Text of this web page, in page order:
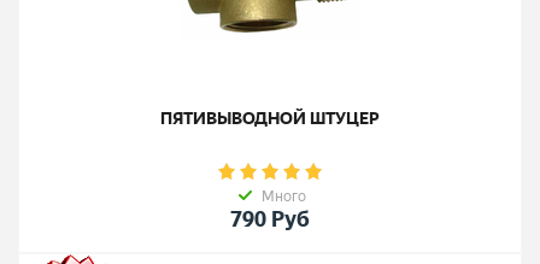
ПЯТИВЫВОДНОЙ ШТУЦЕР
Много
790 Руб